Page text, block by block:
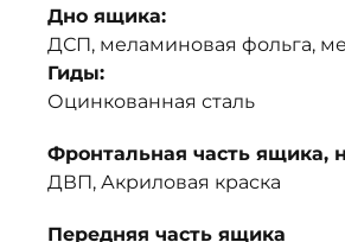
Дно ящика:
ДСП, меламиновая фольга,
Гиды:
Оцинкованная сталь
Фронтальная часть ящика,
ДВП, Акриловая краска
Передняя часть ящика